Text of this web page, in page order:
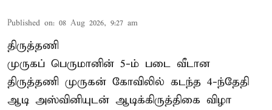
Published on: 08 Aug 2026, 9:27 am
திருத்தணி
முருகப் பெருமானின் 5-ம் படை வீடான
திருத்தணி முருகன் கோவிலில் கடந்த 4-ந்தேதி
ஆடி அஸ்வினியுடன் ஆடிக்கிருத்திகை விழா